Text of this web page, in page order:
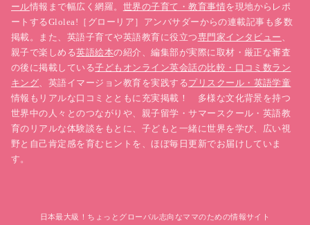
ール情報まで幅広く網羅。 世界の子育て・教育事情を現地からレポ
ートするGlolea!［グローリア］アンバサダーからの連載記事も多数
掲載。また、英語子育てや英語教育に役立つ専門家インタビュー 、
親子で楽しめる英語絵本の紹介、編集部が実際に取材・厳正な審査
の後に掲載している子どもオンライン英会話の比較・口コミ数ラン
キング、英語イマージョン教育を実践するプリスクール・英語学童
情報もリアルな口コミとともに充実掲載！ 多様な文化背景を持つ
世界中の人々とのつながりや、親子留学・サマースクール・英語教
育のリアルな体験談をもとに、子どもと一緒に世界を学び、広い視
野と自己肯定感を育むヒントを、ほぼ毎日更新でお届けしていま
す。
日本最大級！ちょっとグローバル志向なママのための情報サイト